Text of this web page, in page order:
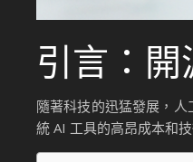
引言：
隨著科技的迅猛發展，
統 AI 工具的高昂成本和